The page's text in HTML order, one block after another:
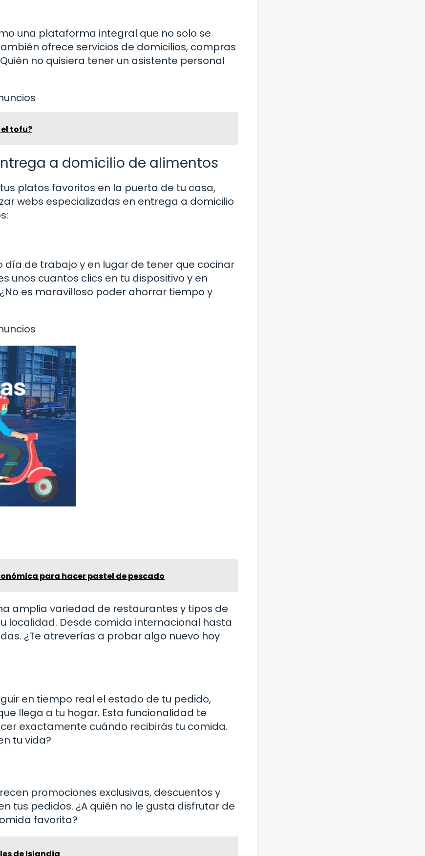
una plataforma integral que no solo se
ofrece servicios de domicilios, compras
no quisiera tener un asistente personal
el tofu?
a domicilio de alimentos
platos favoritos en la puerta de tu casa,
webs especializadas en entrega a domicilio
de trabajo y en lugar de tener que cocinar
unos cuantos clics en tu dispositivo y en
es maravilloso poder ahorrar tiempo y
para hacer pastel de pescado
amplia variedad de restaurantes y tipos de
localidad. Desde comida internacional hasta
¿Te atreverías a probar algo nuevo hoy
en tiempo real el estado de tu pedido,
llega a tu hogar. Esta funcionalidad te
exactamente cuándo recibirás tu comida.
tu vida?
promociones exclusivas, descuentos y
tus pedidos. ¿A quién no le gusta disfrutar de
favorita?